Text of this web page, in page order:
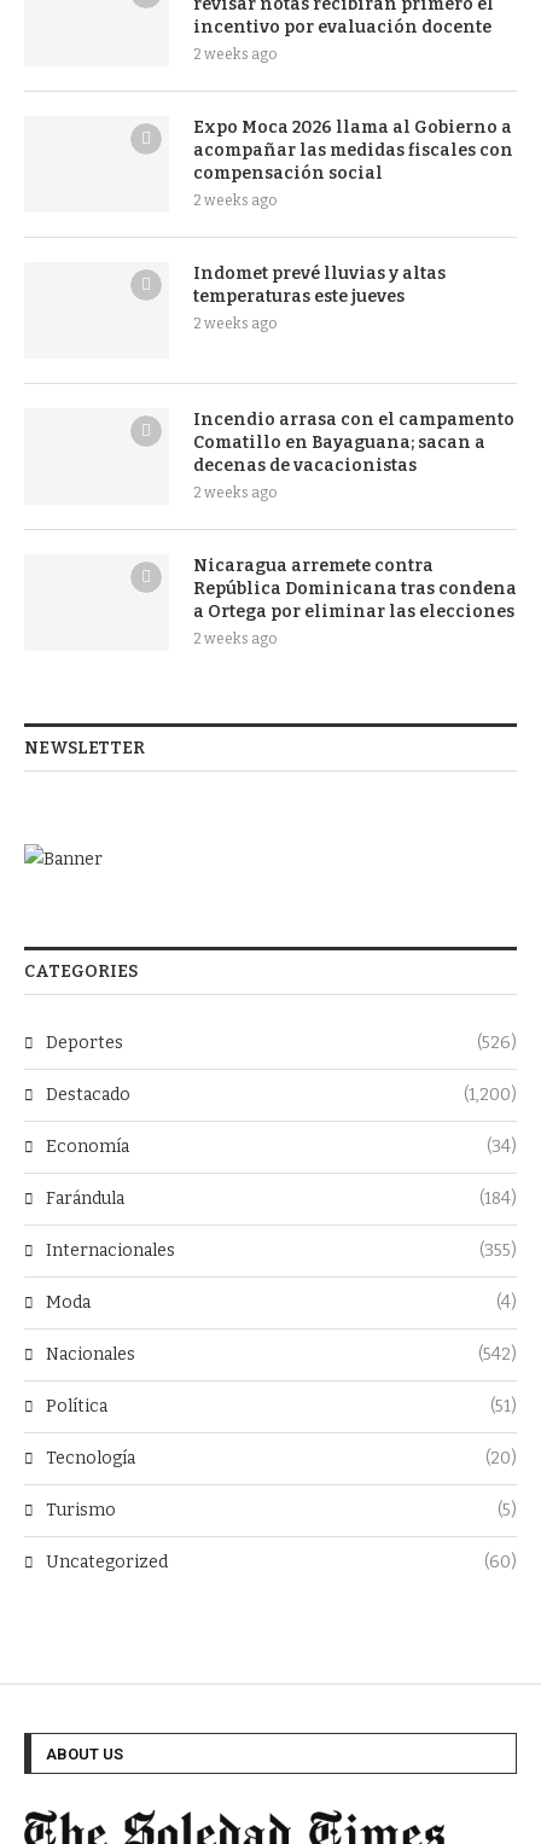
revisar notas recibirán primero el
incentivo por evaluación docente
2 weeks ago
Expo Moca 2026 llama al Gobierno a
acompañar las medidas fiscales con
compensación social
2 weeks ago
Indomet prevé lluvias y altas
temperaturas este jueves
2 weeks ago
Incendio arrasa con el campamento
Comatillo en Bayaguana; sacan a
decenas de vacacionistas
2 weeks ago
Nicaragua arremete contra
República Dominicana tras condena
a Ortega por eliminar las elecciones
2 weeks ago
NEWSLETTER
CATEGORIES
Deportes (526)
Destacado (1,200)
Economía (34)
Farándula (184)
Internacionales (355)
Moda (4)
Nacionales (542)
Política (51)
Tecnología (20)
Turismo (5)
Uncategorized (60)
ABOUT US